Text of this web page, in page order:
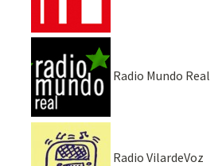
Radio Mundo Real
Radio VilardeVoz